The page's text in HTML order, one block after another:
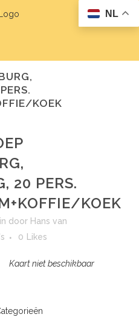
KOEK
20 PERS.
KOEK
in door Hans van
0 Likes
Kaart niet beschikbaar
NL